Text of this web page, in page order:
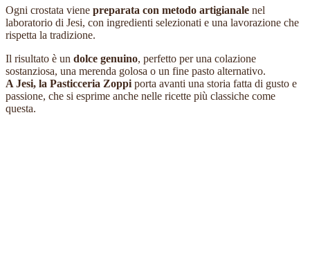
Ogni crostata viene preparata con metodo artigianale nel
laboratorio di Jesi, con ingredienti selezionati e una lavorazione che
rispetta la tradizione.
Il risultato è un dolce genuino, perfetto per una colazione
sostanziosa, una merenda golosa o un fine pasto alternativo.
A Jesi, la Pasticceria Zoppi porta avanti una storia fatta di gusto e
passione, che si esprime anche nelle ricette più classiche come
questa.